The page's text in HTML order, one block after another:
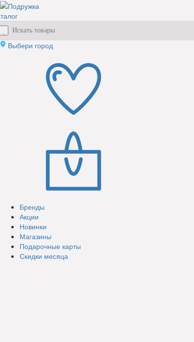
Выбери город
Бренды
Акции
Новинки
Магазины
Подарочные карты
Скидки месяца